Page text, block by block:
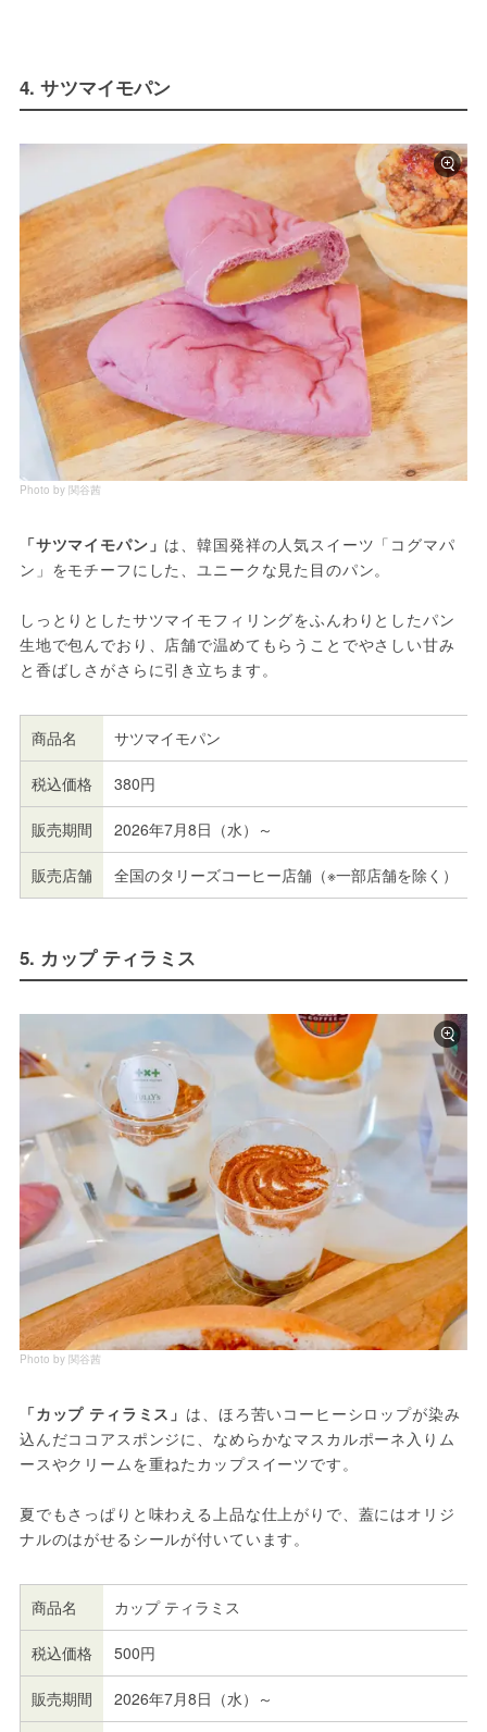
4. サツマイモパン
Photo by 関谷茜
「サツマイモパン」 は、韓国発祥の人気スイーツ「コグマパ
ン」をモチーフにした、ユニークな見た目のパン。
しっとりとしたサツマイモフィリングをふんわりとしたパン
生地で包んでおり、店舗で温めてもらうことでやさしい甘み
と香ばしさがさらに引き立ちます。
商品名 サツマイモパン
税込価格 380円
販売期間 2026年7月8日（水）～
販売店舗 全国のタリーズコーヒー店舗（※一部店舗を除く）
5. カップ ティラミス
Photo by 関谷茜
「カップ ティラミス」 は、ほろ苦いコーヒーシロップが染み
込んだココアスポンジに、なめらかなマスカルポーネ入りム
ースやクリームを重ねたカップスイーツです。
夏でもさっぱりと味わえる上品な仕上がりで、蓋にはオリジ
ナルのはがせるシールが付いています。
商品名 カップ ティラミス
税込価格 500円
販売期間 2026年7月8日（水）～